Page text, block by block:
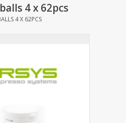
4 x 62pcs
4 X 62PCS